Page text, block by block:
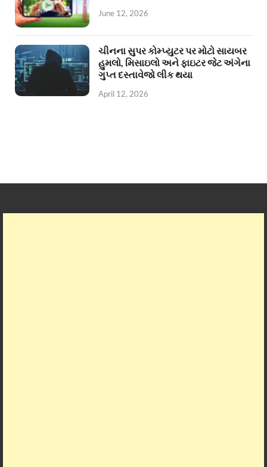
June 12, 2026
ચીનના સુપર કોમ્પ્યુટર પર મોટો સાયબર
હુમલો, મિસાઇલો અને ફાઇટર જેટ અંગેના
ગુપ્ત દસ્તાવેજો લીક થયા
April 12, 2026